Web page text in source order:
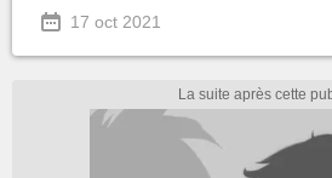
17 oct 2021